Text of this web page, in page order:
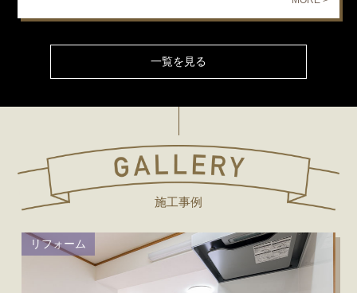
一覧を見る
施工事例
リフォーム